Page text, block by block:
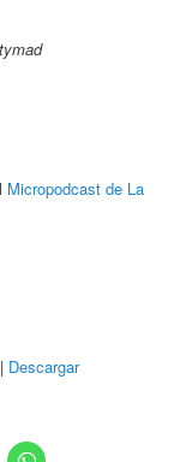
Micropodcast de La
| Descargar